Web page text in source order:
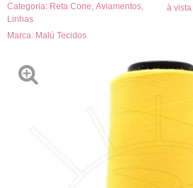
Categoria: Reta Cone Aviamentos
Linhas
Marca: Malú Tecidos
à vista